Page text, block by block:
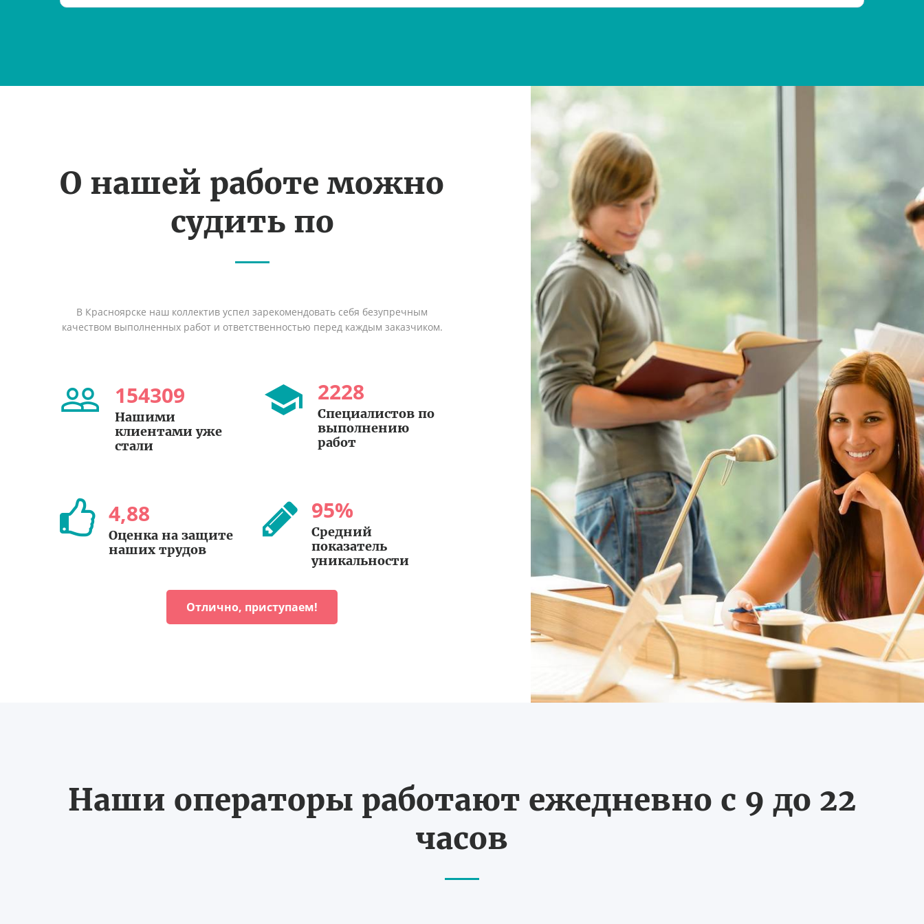
О нашей работе можно
судить по
В Красноярске наш коллектив успел зарекомендовать себя безупречным
качеством выполненных работ и ответственностью перед каждым заказчиком.
154309
Нашими
клиентами уже
стали
2228
Специалистов по
выполнению
работ
4,88
Оценка на защите
наших трудов
95%
Средний
показатель
уникальности
Отлично, приступаем!
Наши операторы работают ежедневно с 9 до 22
часов